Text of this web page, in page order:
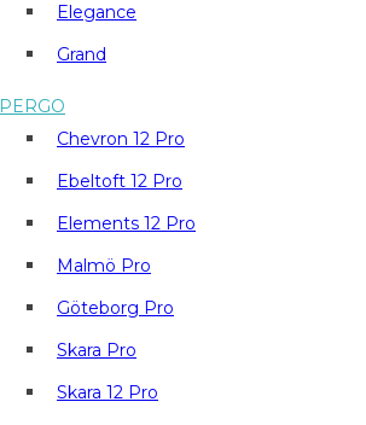
Elegance
Grand
PERGO
Chevron 12 Pro
Ebeltoft 12 Pro
Elements 12 Pro
Malmö Pro
Göteborg Pro
Skara Pro
Skara 12 Pro